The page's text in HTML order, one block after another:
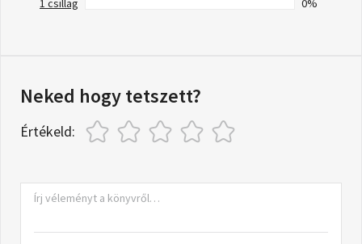
1 csillag
0%
Neked hogy tetszett?
Értékeld: